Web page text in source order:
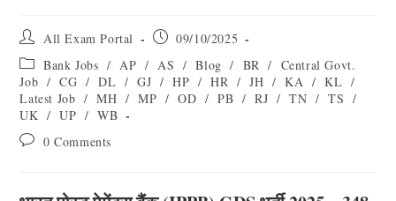
All Exam Portal
09/10/2025
Bank Jobs / AP / AS / Blog / BR / Central Govt.
Job / CG / DL / GJ / HP / HR / JH / KA / KL /
Latest Job / MH / MP / OD / PB / RJ / TN / TS /
UK / UP / WB
0 Comments